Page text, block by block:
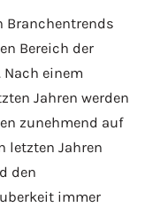
Branchentrends
Bereich der
einem
Jahren werden
zunehmend auf
letzten Jahren
den
immer